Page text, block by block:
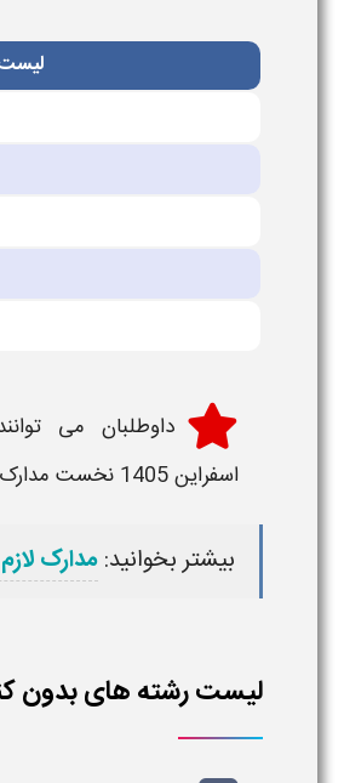
لیست
داوطلبان می
اسفراین 1405
نخست مدارک
بیشتر بخوانید:مدارک
لیست رشته های بدون